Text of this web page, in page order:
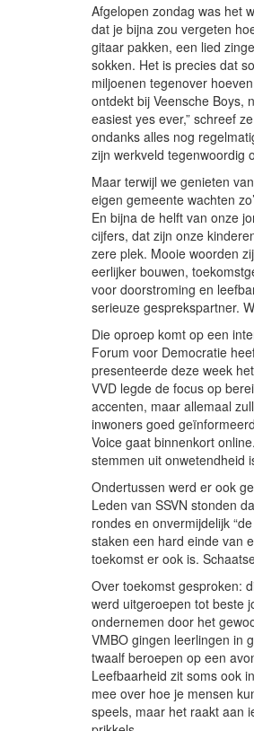
Afgelopen zondag was het
dat je bijna zou vergeten
gitaar pakken, een lied
sokken. Het is precies dat
miljoenen tegenover
ontdekt bij Veensche Boys,
easiest yes ever,” schreef
ondanks alles nog
zijn werkveld tegenwoordig
Maar terwijl we genieten
eigen gemeente wachten
En bijna de helft van onze
cijfers, dat zijn onze
zere plek. Mooie woorden
eerlijker bouwen,
voor doorstroming en
serieuze gesprekspartner.
Die oproep komt op een
Forum voor Democratie
presenteerde deze week
VVD legde de focus op
accenten, maar allemaal
inwoners goed
Voice gaat binnenkort
stemmen uit onwetendheid
Ondertussen werd er ook
Leden van SSVN stonden
rondes en onvermijdelijk
staken een hard einde van
toekomst er ook is.
Over toekomst gesproken:
werd uitgeroepen tot beste
ondernemen door het
VMBO gingen leerlingen in
twaalf beroepen op een
Leefbaarheid zit soms ook
mee over hoe je mensen
speels, maar het raakt aan